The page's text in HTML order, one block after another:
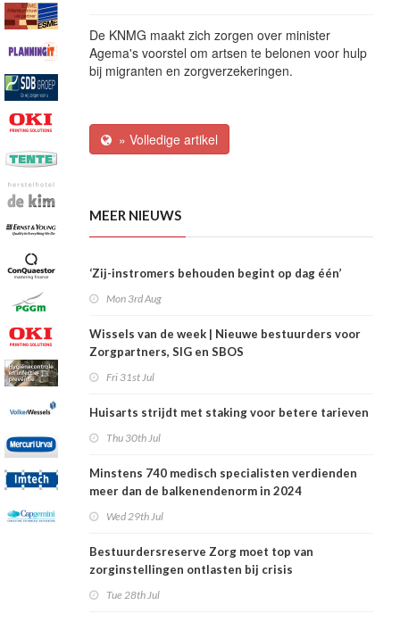
De KNMG maakt zich zorgen over minister
Agema's voorstel om artsen te belonen voor hulp
bij migranten en zorgverzekeringen.
» Volledige artikel
MEER NIEUWS
‘Zij-instromers behouden begint op dag één’
Mon 3rd Aug
Wissels van de week | Nieuwe bestuurders voor
Zorgpartners, SIG en SBOS
Fri 31st Jul
Huisarts strijdt met staking voor betere tarieven
Thu 30th Jul
Minstens 740 medisch specialisten verdienden
meer dan de balkenendenorm in 2024
Wed 29th Jul
Bestuurdersreserve Zorg moet top van
zorginstellingen ontlasten bij crisis
Tue 28th Jul